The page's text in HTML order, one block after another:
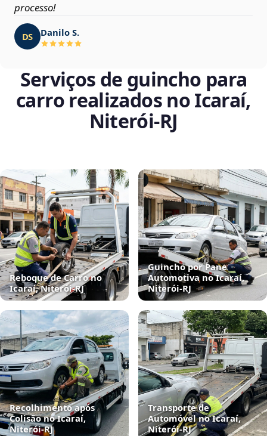
processo!
DS Danilo S.
Serviços de guincho para
carro realizados no Icaraí,
Niterói‑RJ
Reboque de Carro no
Icaraí, Niterói‑RJ
Guincho por Pane
Automotiva no Icaraí,
Niterói‑RJ
Recolhimento após
Colisão no Icaraí,
Niterói‑RJ
Transporte de
Automóvel no Icaraí,
Niterói‑RJ